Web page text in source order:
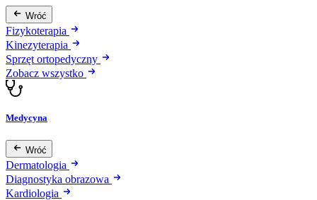
Wróć
Fizykoterapia
Kinezyterapia
Sprzęt ortopedyczny
Zobacz wszystko
Medycyna
Wróć
Dermatologia
Diagnostyka obrazowa
Kardiologia